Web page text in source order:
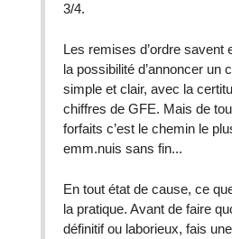
3/4.
Les remises d’ordre savent
la possibilité d’annoncer un
simple et clair, avec la
chiffres de GFE. Mais de
forfaits c’est le chemin le
emm.nuis sans fin...
En tout état de cause, ce
la pratique. Avant de faire
définitif ou laborieux, fais